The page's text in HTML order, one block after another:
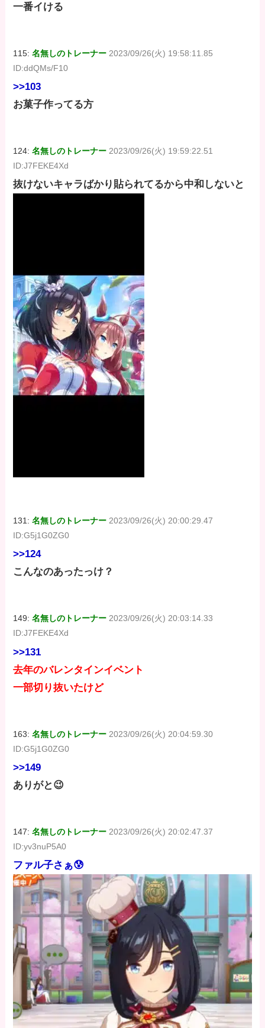
一番イける
115:名無しのトレーナー 2023/09/26(火) 19:58:11.85
ID:ddQMs/F10
>>103
お菓子作ってる方
124:名無しのトレーナー 2023/09/26(火) 19:59:22.51
ID:J7FEKE4Xd
抜けないキャラばかり貼られてるから中和しないと
131:名無しのトレーナー 2023/09/26(火) 20:00:29.47
ID:G5j1G0ZG0
>>124
こんなのあったっけ？
149:名無しのトレーナー 2023/09/26(火) 20:03:14.33
ID:J7FEKE4Xd
>>131
去年のバレンタインイベント
一部切り抜いたけど
163:名無しのトレーナー 2023/09/26(火) 20:04:59.30
ID:G5j1G0ZG0
>>149
ありがと😉
147:名無しのトレーナー 2023/09/26(火) 20:02:47.37
ID:yv3nuP5A0
ファル子さぁ😰